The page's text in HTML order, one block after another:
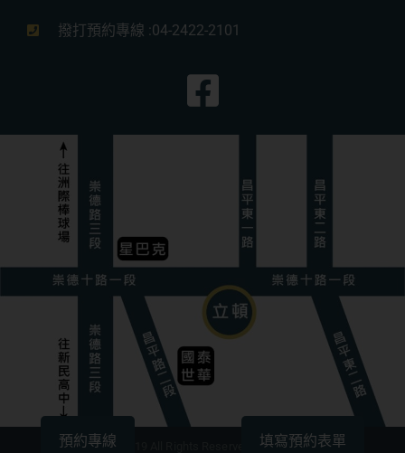
撥打預約專線 :04-2422-2101
版權所有©2019 All Rights Reserved. By立頓牙醫診所
預約專線 填寫預約表單